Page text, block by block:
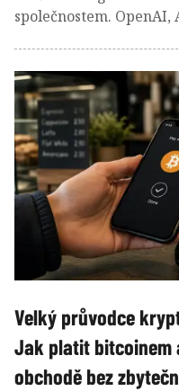
společnostem.
Velký průvodce
Jak platit bitcoinem
obchodě bez